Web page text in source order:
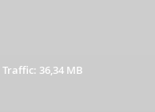
Traffic: 36,34 MB